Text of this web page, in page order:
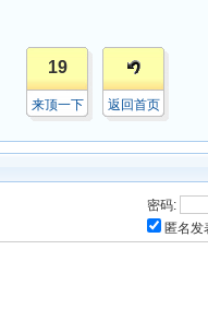
19
来顶一下 返回首页
密码:
匿名发